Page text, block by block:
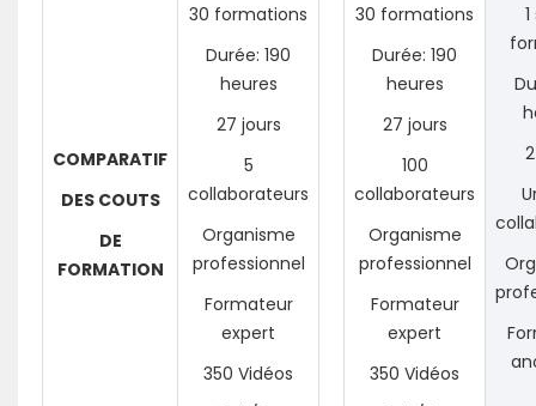
COMPARATIF
DES COUTS
DE
FORMATION
30 formations
Durée: 190
heures
27 jours
5
collaborateurs
Organisme
professionnel
Formateur
expert
350 Vidéos
30 formations
Durée: 190
heures
27 jours
100
collaborateurs
Organisme
professionnel
Formateur
expert
350 Vidéos